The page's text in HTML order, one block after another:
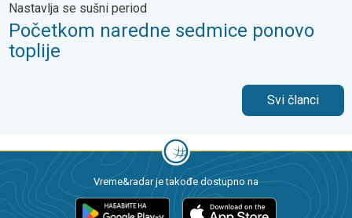
Nastavlja se sušni period
Početkom naredne sedmice ponovo
toplije
Svi članci
Vreme&radar je takođe dostupno na